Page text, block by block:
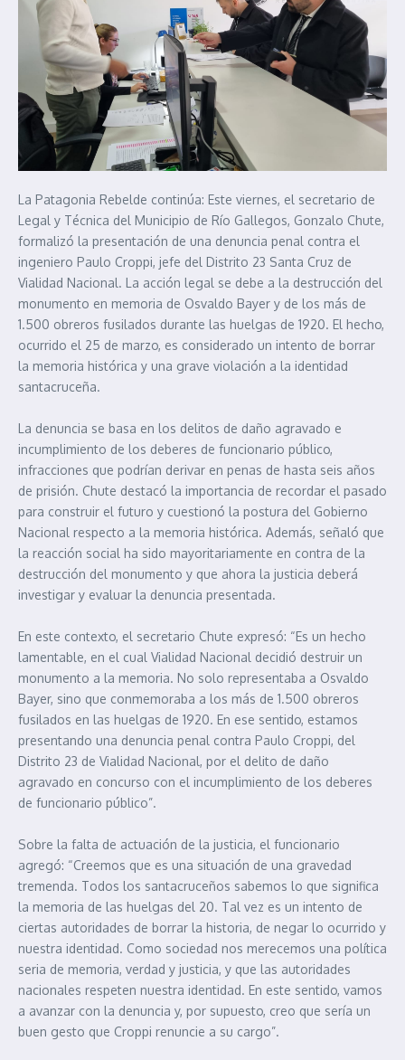
La Patagonia Rebelde continúa: Este viernes, el secretario de
Legal y Técnica del Municipio de Río Gallegos, Gonzalo Chute,
formalizó la presentación de una denuncia penal contra el
ingeniero Paulo Croppi, jefe del Distrito 23 Santa Cruz de
Vialidad Nacional. La acción legal se debe a la destrucción del
monumento en memoria de Osvaldo Bayer y de los más de
1.500 obreros fusilados durante las huelgas de 1920. El hecho,
ocurrido el 25 de marzo, es considerado un intento de borrar
la memoria histórica y una grave violación a la identidad
santacruceña.
La denuncia se basa en los delitos de daño agravado e
incumplimiento de los deberes de funcionario público,
infracciones que podrían derivar en penas de hasta seis años
de prisión. Chute destacó la importancia de recordar el pasado
para construir el futuro y cuestionó la postura del Gobierno
Nacional respecto a la memoria histórica. Además, señaló que
la reacción social ha sido mayoritariamente en contra de la
destrucción del monumento y que ahora la justicia deberá
investigar y evaluar la denuncia presentada.
En este contexto, el secretario Chute expresó: “Es un hecho
lamentable, en el cual Vialidad Nacional decidió destruir un
monumento a la memoria. No solo representaba a Osvaldo
Bayer, sino que conmemoraba a los más de 1.500 obreros
fusilados en las huelgas de 1920. En ese sentido, estamos
presentando una denuncia penal contra Paulo Croppi, del
Distrito 23 de Vialidad Nacional, por el delito de daño
agravado en concurso con el incumplimiento de los deberes
de funcionario público”.
Sobre la falta de actuación de la justicia, el funcionario
agregó: “Creemos que es una situación de una gravedad
tremenda. Todos los santacruceños sabemos lo que significa
la memoria de las huelgas del 20. Tal vez es un intento de
ciertas autoridades de borrar la historia, de negar lo ocurrido y
nuestra identidad. Como sociedad nos merecemos una política
seria de memoria, verdad y justicia, y que las autoridades
nacionales respeten nuestra identidad. En este sentido, vamos
a avanzar con la denuncia y, por supuesto, creo que sería un
buen gesto que Croppi renuncie a su cargo”.